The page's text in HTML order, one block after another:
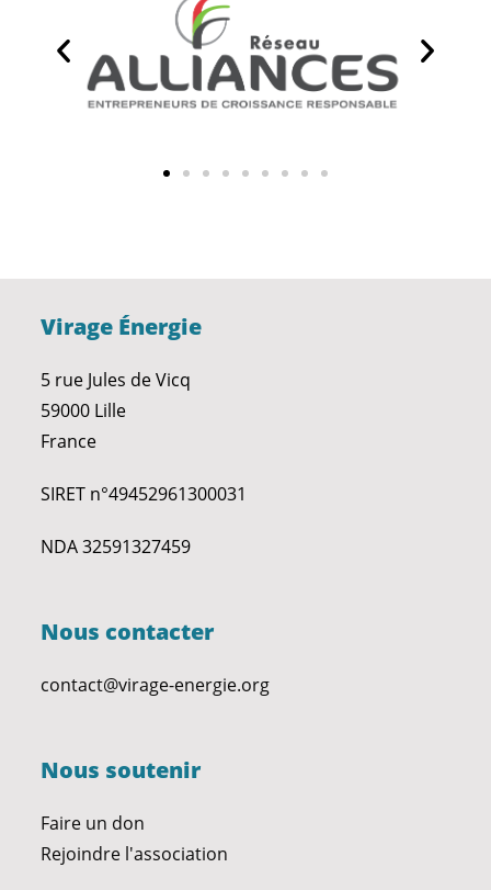
Virage Énergie
5 rue Jules de Vicq
59000 Lille
France
SIRET n°49452961300031
NDA 32591327459
Nous contacter
contact@virage-energie.org
Nous soutenir
Faire un don
Rejoindre l'association